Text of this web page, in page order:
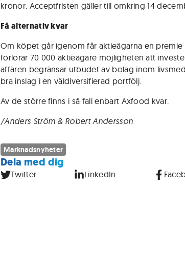
kronor. Acceptfristen gäller till omkring 14
Få alternativ kvar
Om köpet går igenom får aktieägarna en premie
förlorar 70 000 aktieägare möjligheten att
affären begränsar utbudet av bolag inom
bra inslag i en väldiversifierad portfölj.
Av de större finns i så fall enbart Axfood kvar.
/Anders Ström & Robert Andersson
Marknadsnyheter
Dela med dig
Twitter LinkedIn